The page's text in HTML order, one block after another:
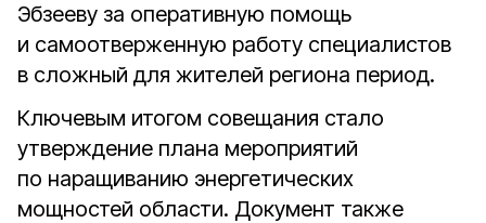
Эбзееву за оперативную помощь
и самоотверженную работу специалистов
в сложный для жителей региона период.
Ключевым итогом совещания стало
утверждение плана мероприятий
по наращиванию энергетических
мощностей области. Документ также